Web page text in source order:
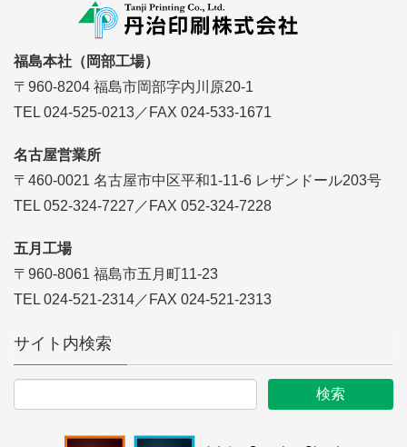
福島本社（岡部工場）
〒960-8204 福島市岡部字内川原20-1
TEL 024-525-0213／FAX 024-533-1671
名古屋営業所
〒460-0021 名古屋市中区平和1-11-6 レザンドール203号
TEL 052-324-7227／FAX 052-324-7228
五月工場
〒960-8061 福島市五月町11-23
TEL 024-521-2314／FAX 024-521-2313
サイト内検索